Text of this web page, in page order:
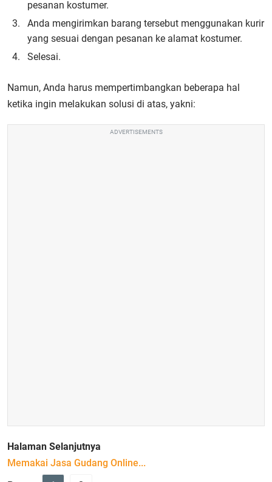
pesanan kostumer.
Anda mengirimkan barang tersebut menggunakan kurir
yang sesuai dengan pesanan ke alamat kostumer.
Selesai.
Namun, Anda harus mempertimbangkan beberapa hal
ketika ingin melakukan solusi di atas, yakni:
ADVERTISEMENTS
Halaman Selanjutnya
Memakai Jasa Gudang Online...